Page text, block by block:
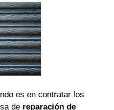
es en contratar los
de reparación de